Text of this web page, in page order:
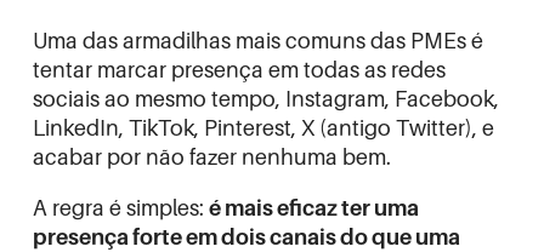
Uma das armadilhas mais comuns das PMEs é
tentar marcar presença em todas as redes
sociais ao mesmo tempo, Instagram, Facebook,
LinkedIn, TikTok, Pinterest, X (antigo Twitter), e
acabar por não fazer nenhuma bem.
A regra é simples: é mais eficaz ter uma
presença forte em dois canais do que uma